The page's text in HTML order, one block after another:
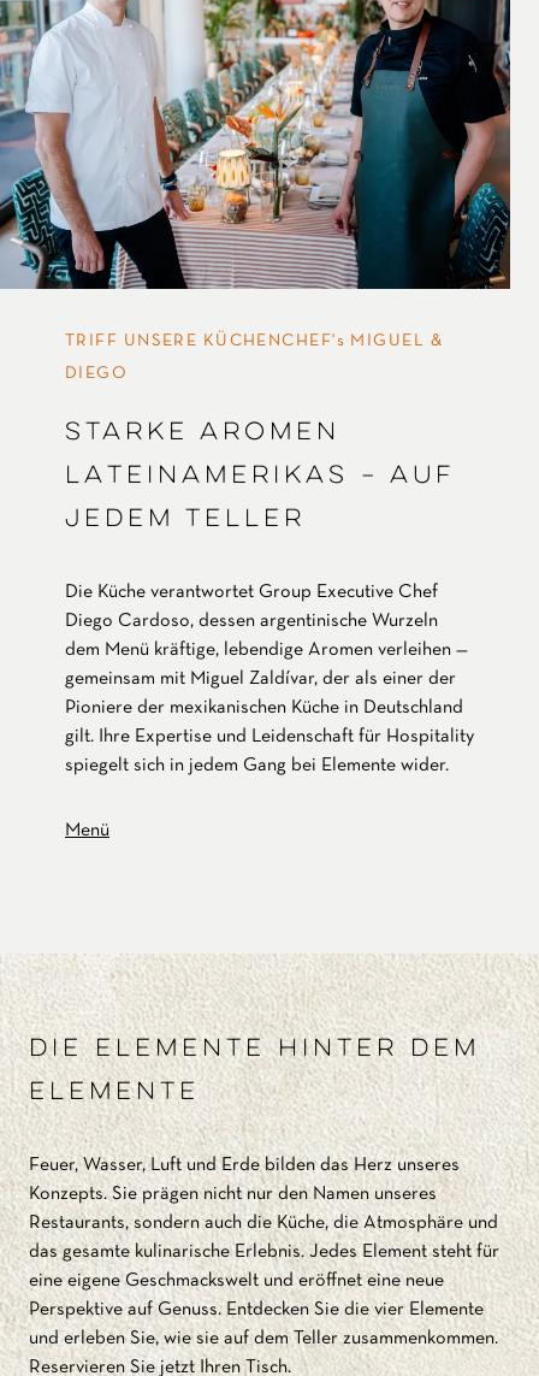
TRIFF UNSERE KÜCHENCHEF's MIGUEL &
DIEGO
STARKE AROMEN
LATEINAMERIKAS – AUF
JEDEM TELLER
Die Küche verantwortet Group Executive Chef
Diego Cardoso, dessen argentinische Wurzeln
dem Menü kräftige, lebendige Aromen verleihen —
gemeinsam mit Miguel Zaldívar, der als einer der
Pioniere der mexikanischen Küche in Deutschland
gilt. Ihre Expertise und Leidenschaft für Hospitality
spiegelt sich in jedem Gang bei Elemente wider.
Menü
DIE ELEMENTE HINTER DEM
ELEMENTE
Feuer, Wasser, Luft und Erde bilden das Herz unseres
Konzepts. Sie prägen nicht nur den Namen unseres
Restaurants, sondern auch die Küche, die Atmosphäre und
das gesamte kulinarische Erlebnis. Jedes Element steht für
eine eigene Geschmackswelt und eröffnet eine neue
Perspektive auf Genuss. Entdecken Sie die vier Elemente
und erleben Sie, wie sie auf dem Teller zusammenkommen.
Reservieren Sie jetzt Ihren Tisch.